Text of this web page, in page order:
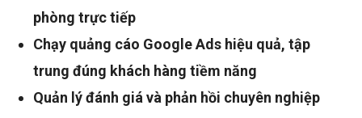
phòng trực tiếp
Chạy quảng cáo Google Ads hiệu quả, tập
trung đúng khách hàng tiềm năng
Quản lý đánh giá và phản hồi chuyên nghiệp